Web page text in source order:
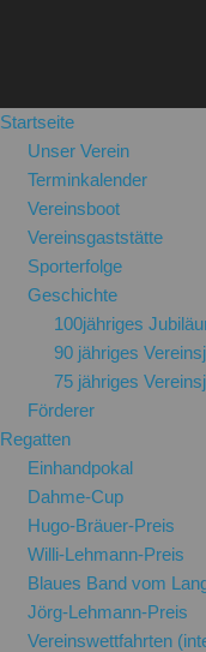
Startseite
Unser Verein
Terminkalender
Vereinsboot
Vereinsgaststätte
Sporterfolge
Geschichte
100jähriges
90 jähriges
75 jähriges
Förderer
Regatten
Einhandpokal
Dahme-Cup
Hugo-Bräuer-Preis
Willi-Lehmann-Preis
Blaues Band vom
Jörg-Lehmann-Preis
Vereinswettfahrten